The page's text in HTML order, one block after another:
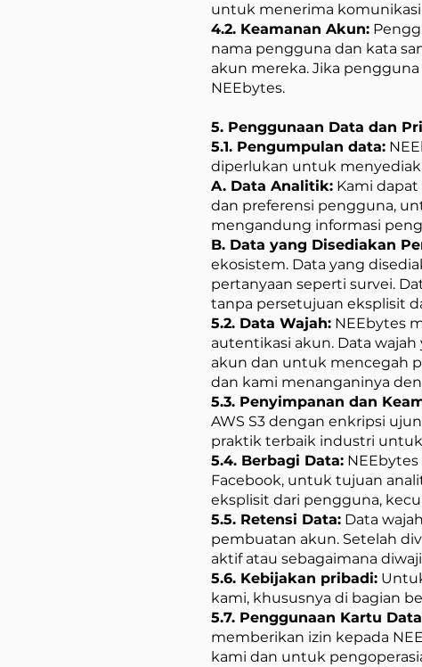
untuk menerima komunikasi
4.2. Keamanan Akun:
nama pengguna dan kata
akun mereka. Jika
NEEbytes.
5. Penggunaan Data dan
5.1. Pengumpulan data:
diperlukan untuk
A. Data Analitik: Kami
dan preferensi pengguna,
mengandung informasi
B. Data yang Disediakan
ekosistem. Data yang
pertanyaan seperti survei.
tanpa persetujuan eksplisit
5.2. Data Wajah: NEEbytes
autentikasi akun. Data
akun dan untuk mencegah
dan kami menanganinya
5.3. Penyimpanan dan
AWS S3 dengan enkripsi
praktik terbaik industri
5.4. Berbagi Data:
Facebook, untuk tujuan
eksplisit dari pengguna,
5.5. Retensi Data: Data
pembuatan akun. Setelah
aktif atau sebagaimana
5.6. Kebijakan pribadi:
kami, khususnya di bagian
5.7. Penggunaan Kartu
memberikan izin kepada
kami dan untuk